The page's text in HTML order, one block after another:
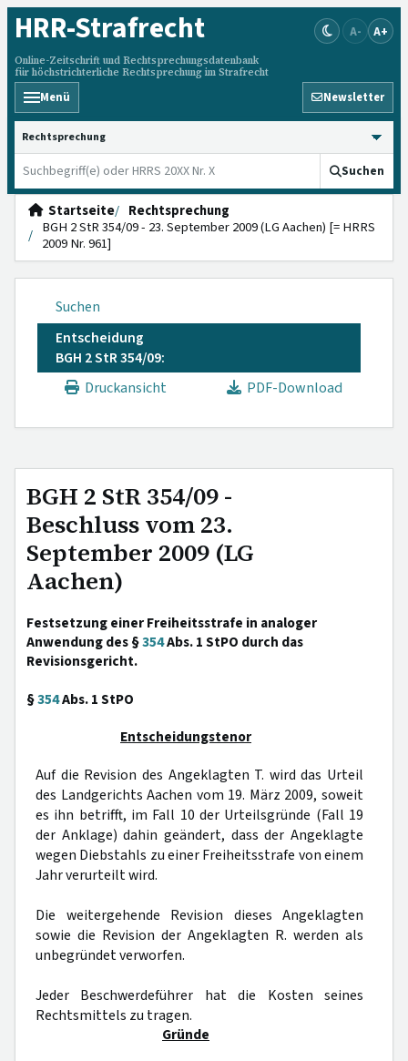
HRR-Strafrecht
Online-Zeitschrift und Rechtsprechungsdatenbank
für höchstrichterliche Rechtsprechung im Strafrecht
A- A+
Menü Newsletter
HRRS durchsuchen
Suchen
Startseite
Rechtsprechung
BGH 2 StR 354/09 - 23. September 2009 (LG Aachen) [= HRRS
2009 Nr. 961]
Suchen
Entscheidung
BGH 2 StR 354/09:
Druckansicht
PDF-Download
BGH 2 StR 354/09 -
Beschluss vom 23.
September 2009 (LG
Aachen)
Festsetzung einer Freiheitsstrafe in analoger
Anwendung des §354Abs. 1 StPO durch das
Revisionsgericht.
§354Abs. 1 StPO
Entscheidungstenor
Auf die Revision des Angeklagten T. wird das Urteil
des Landgerichts Aachen vom 19. März 2009, soweit
es ihn betrifft, im Fall 10 der Urteilsgründe (Fall 19
der Anklage) dahin geändert, dass der Angeklagte
wegen Diebstahls zu einer Freiheitsstrafe von einem
Jahr verurteilt wird.
Die weitergehende Revision dieses Angeklagten
sowie die Revision der Angeklagten R. werden als
unbegründet verworfen.
Jeder Beschwerdeführer hat die Kosten seines
Rechtsmittels zu tragen.
Gründe